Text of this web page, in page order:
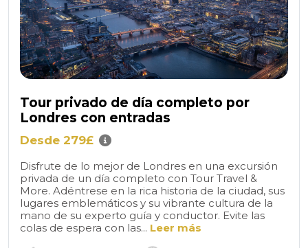
Tour privado de día completo por
Londres con entradas
Desde 279£
Disfrute de lo mejor de Londres en una excursión
privada de un día completo con Tour Travel &
More. Adéntrese en la rica historia de la ciudad, sus
lugares emblemáticos y su vibrante cultura de la
mano de su experto guía y conductor. Evite las
colas de espera con las... Leer más